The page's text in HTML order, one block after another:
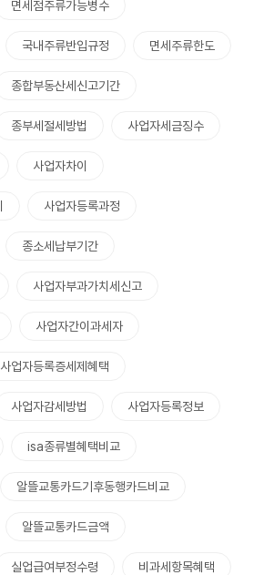
면세점주류가능병수
국내주류반입규정 면세주류한도
종합부동산세신고기간
종부세절세방법 사업자세금징수
사업자차이
사업자등록과정
종소세납부기간
사업자부과가치세신고
사업자간이과세자
사업자등록증세제혜택
사업자감세방법 사업자등록정보
isa종류별혜택비교
알뜰교통카드기후동행카드비교
알뜰교통카드금액
실업급여부정수령 비과세항목혜택